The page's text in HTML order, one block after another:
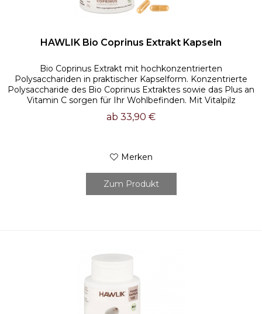
HAWLIK Bio Coprinus Extrakt Kapseln
Bio Coprinus Extrakt mit hochkonzentrierten
Polysacchariden in praktischer Kapselform. Konzentrierte
Polysaccharide des Bio Coprinus Extraktes sowie das Plus an
Vitamin C sorgen für Ihr Wohlbefinden. Mit Vitalpilz
Extrakten erhalten Sie...
ab 33,90 €
Merken
Zum Produkt